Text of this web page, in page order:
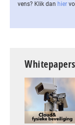
vens? Klik dan hier
Whitepapers